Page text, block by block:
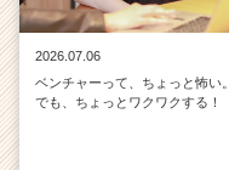
2026.07.06
ベンチャーって、ちょっと怖い。
でも、ちょっとワクワクする！